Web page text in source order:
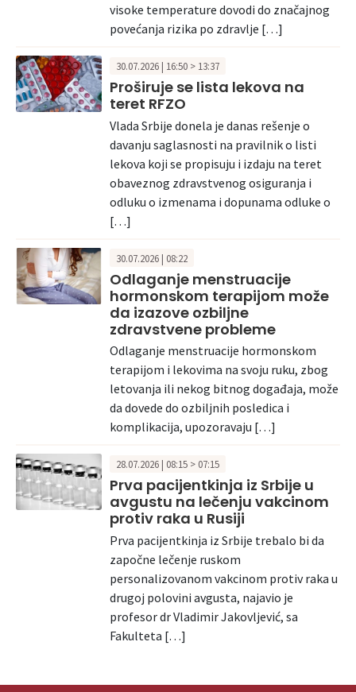
visoke temperature dovodi do značajnog
povećanja rizika po zdravlje […]
30.07.2026 | 16:50 > 13:37
Proširuje se lista lekova na
teret RFZO
Vlada Srbije donela je danas rešenje o
davanju saglasnosti na pravilnik o listi
lekova koji se propisuju i izdaju na teret
obaveznog zdravstvenog osiguranja i
odluku o izmenama i dopunama odluke o
[…]
30.07.2026 | 08:22
Odlaganje menstruacije
hormonskom terapijom može
da izazove ozbiljne
zdravstvene probleme
Odlaganje menstruacije hormonskom
terapijom i lekovima na svoju ruku, zbog
letovanja ili nekog bitnog događaja, može
da dovede do ozbiljnih posledica i
komplikacija, upozoravaju […]
28.07.2026 | 08:15 > 07:15
Prva pacijentkinja iz Srbije u
avgustu na lečenju vakcinom
protiv raka u Rusiji
Prva pacijentkinja iz Srbije trebalo bi da
započne lečenje ruskom
personalizovanom vakcinom protiv raka u
drugoj polovini avgusta, najavio je
profesor dr Vladimir Jakovljević, sa
Fakulteta […]